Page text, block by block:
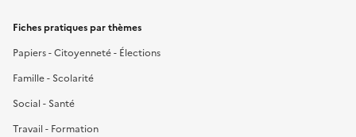
Fiches pratiques par thèmes
Papiers - Citoyenneté - Élections
Famille - Scolarité
Social - Santé
Travail - Formation